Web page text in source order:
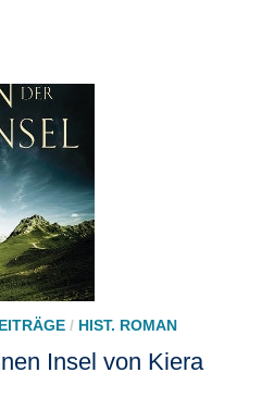
/ HIST. ROMAN
Insel von Kiera